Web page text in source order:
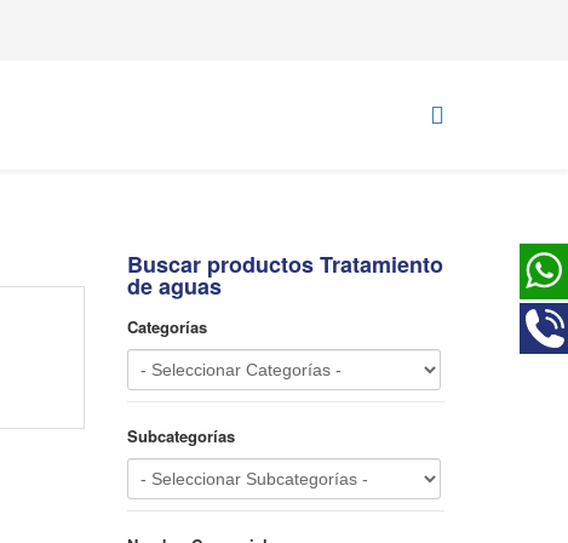
Buscar productos Tratamiento
de aguas
Categorías
Subcategorías